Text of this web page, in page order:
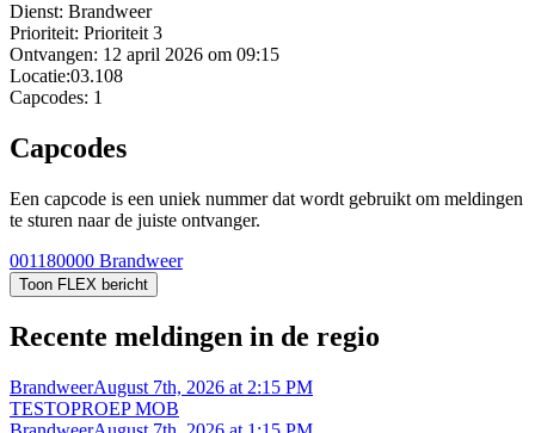
Dienst: Brandweer
Prioriteit: Prioriteit 3
Ontvangen: 12 april 2026 om 09:15
Locatie:03.108
Capcodes: 1
Capcodes
Een capcode is een uniek nummer dat wordt gebruikt om meldingen
te sturen naar de juiste ontvanger.
001180000 Brandweer
Toon FLEX bericht
Recente meldingen in de regio
BrandweerAugust 7th, 2026 at 2:15 PM
TESTOPROEP MOB